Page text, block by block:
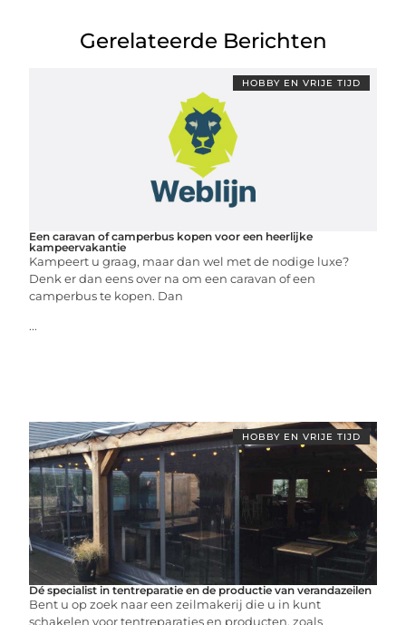
Gerelateerde Berichten
HOBBY EN VRIJE TIJD
Een caravan of camperbus kopen voor een heerlijke
kampeervakantie
Kampeert u graag, maar dan wel met de nodige luxe?
Denk er dan eens over na om een caravan of een
camperbus te kopen. Dan
...
HOBBY EN VRIJE TIJD
Dé specialist in tentreparatie en de productie van verandazeilen
Bent u op zoek naar een zeilmakerij die u in kunt
schakelen voor tentreparaties en producten, zoals